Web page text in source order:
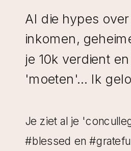
Je ziet al je
#blessed en
Al die hypes
inkomen,
je 10k verdient
'moeten'... Ik